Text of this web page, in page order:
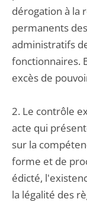
dérogation à la
permanents
administratifs
fonctionnaires.
excès de
2. Le contrôle
acte qui
sur la
forme et de
édicté,
la légalité des